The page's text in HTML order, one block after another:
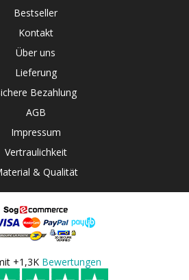
Bestseller
Kontakt
Über uns
Lieferung
Bezahlung
AGB
Impressum
Vertraulichkeit
& Qualität
+1,3K Bewertungen